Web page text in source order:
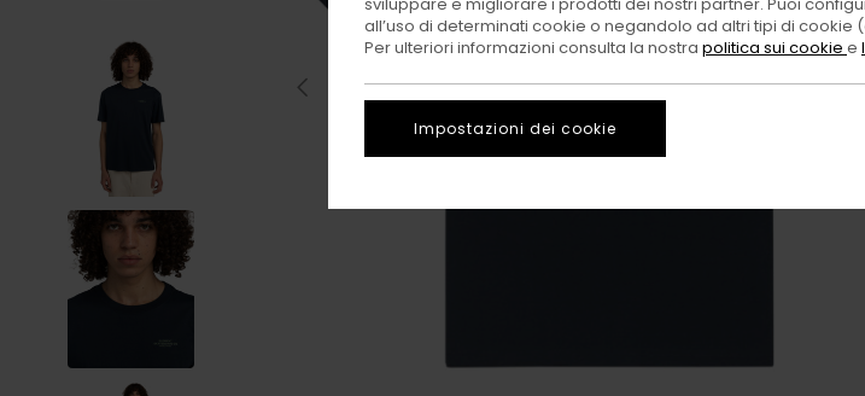
all’uso di determinati cookie o negandolo ad altri tipi di
Per ulteriori informazioni consulta la nostra politica sui cookie e
Impostazioni dei cookie